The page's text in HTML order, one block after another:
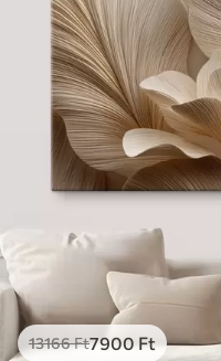
13166Ft7900 Ft